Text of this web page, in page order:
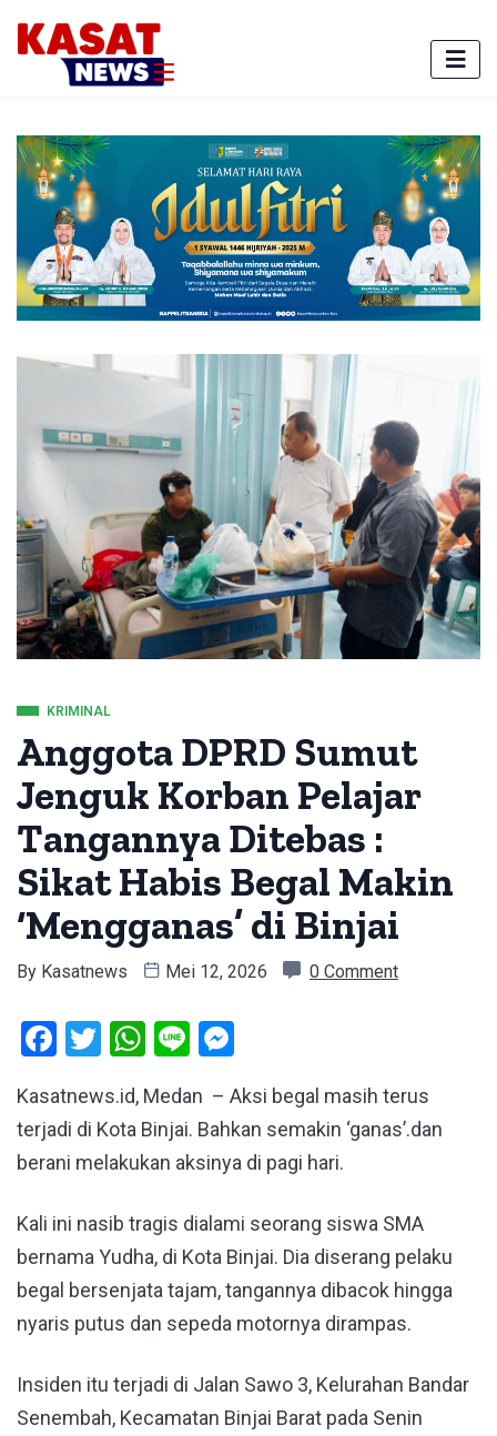
KRIMINAL
Anggota DPRD Sumut
Jenguk Korban Pelajar
Tangannya Ditebas :
Sikat Habis Begal Makin
‘Mengganas’ di Binjai
By Kasatnews Mei 12, 2026 0 Comment
Facebook
Twitter
WhatsApp
Line
Kasatnews.id, Medan – Aksi begal masih terus
terjadi di Kota Binjai. Bahkan semakin ‘ganas’.dan
berani melakukan aksinya di pagi hari.
Kali ini nasib tragis dialami seorang siswa SMA
bernama Yudha, di Kota Binjai. Dia diserang pelaku
begal bersenjata tajam, tangannya dibacok hingga
nyaris putus dan sepeda motornya dirampas.
Insiden itu terjadi di Jalan Sawo 3, Kelurahan Bandar
Senembah, Kecamatan Binjai Barat pada Senin